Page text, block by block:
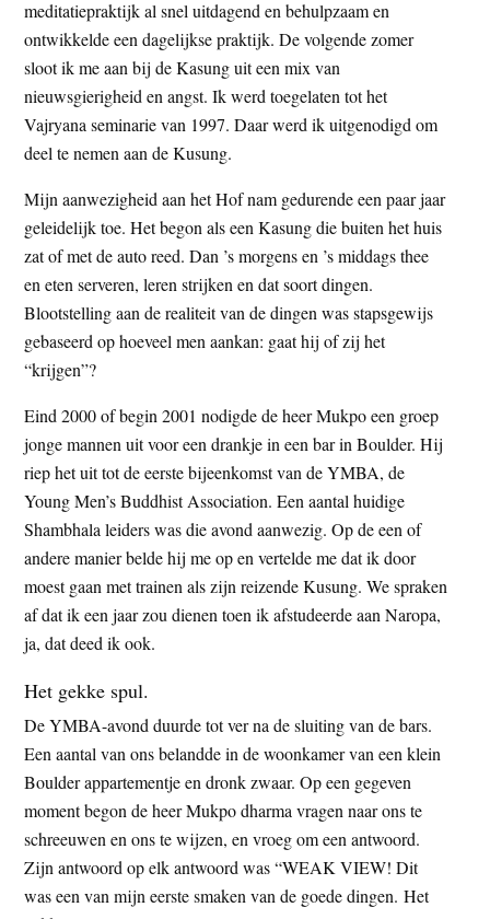
meditatiepraktijk al snel uitdagend en behulpzaam en
ontwikkelde een dagelijkse praktijk. De volgende zomer
sloot ik me aan bij de Kasung uit een mix van
nieuwsgierigheid en angst. Ik werd toegelaten tot het
Vajryana seminarie van 1997. Daar werd ik uitgenodigd om
deel te nemen aan de Kusung.
Mijn aanwezigheid aan het Hof nam gedurende een paar jaar
geleidelijk toe. Het begon als een Kasung die buiten het huis
zat of met de auto reed. Dan ’s morgens en ’s middags thee
en eten serveren, leren strijken en dat soort dingen.
Blootstelling aan de realiteit van de dingen was stapsgewijs
gebaseerd op hoeveel men aankan: gaat hij of zij het
“krijgen”?
Eind 2000 of begin 2001 nodigde de heer Mukpo een groep
jonge mannen uit voor een drankje in een bar in Boulder. Hij
riep het uit tot de eerste bijeenkomst van de YMBA, de
Young Men’s Buddhist Association. Een aantal huidige
Shambhala leiders was die avond aanwezig. Op de een of
andere manier belde hij me op en vertelde me dat ik door
moest gaan met trainen als zijn reizende Kusung. We spraken
af dat ik een jaar zou dienen toen ik afstudeerde aan Naropa,
ja, dat deed ik ook.
Het gekke spul.
De YMBA-avond duurde tot ver na de sluiting van de bars.
Een aantal van ons belandde in de woonkamer van een klein
Boulder appartementje en dronk zwaar. Op een gegeven
moment begon de heer Mukpo dharma vragen naar ons te
schreeuwen en ons te wijzen, en vroeg om een antwoord.
Zijn antwoord op elk antwoord was “WEAK VIEW! Dit
was een van mijn eerste smaken van de goede dingen. Het